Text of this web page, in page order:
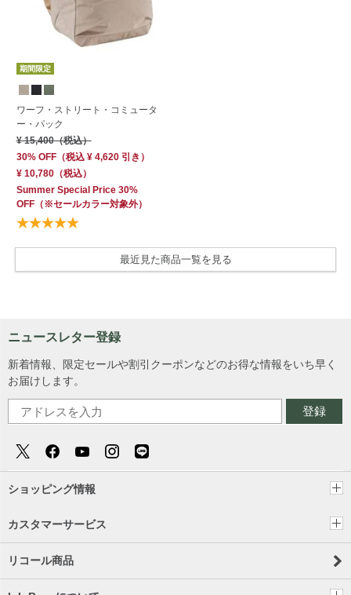
期間限定
ワーフ・ストリート・コミュータ
ー・パック
¥ 15,400（税込）
30% OFF（税込 ¥ 4,620引き）
¥ 10,780（税込）
Summer Special Price 30%
OFF（※セールカラー対象外）
最近見た商品一覧を見る
ニュースレター登録
新着情報、限定セールや割引クーポンなどのお得な情報をいち早く
お届けします。
登録
ショッピング情報
カスタマーサービス
リコール商品